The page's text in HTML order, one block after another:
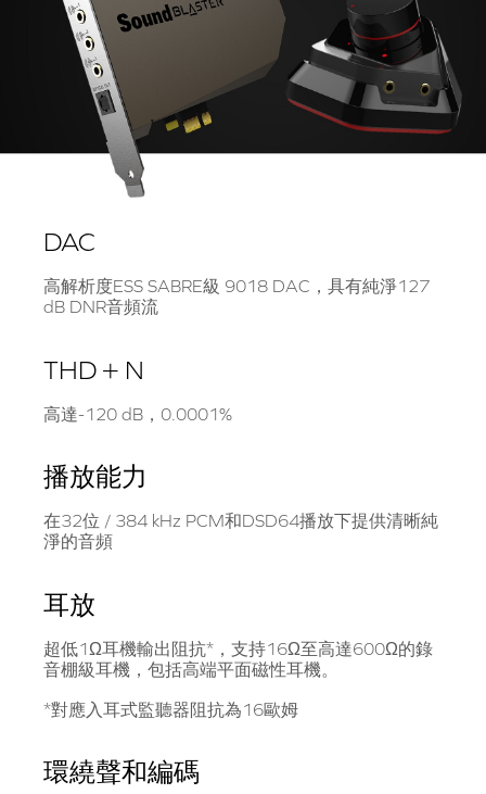
DAC
高解析度ESS SABRE級 9018 DAC，具有純淨127
dB DNR音頻流
THD + N
高達-120 dB，0.0001%
播放能力
在32位 / 384 kHz PCM和DSD64播放下提供清晰純
淨的音頻
耳放
超低1Ω耳機輸出阻抗*，支持16Ω至高達600Ω的錄
音棚級耳機，包括高端平面磁性耳機。
*對應入耳式監聽器阻抗為16歐姆
環繞聲和編碼